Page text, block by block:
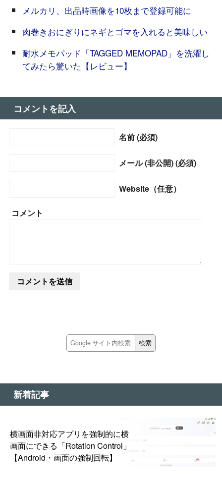
メルカリ、出品時画像を10枚まで登録可能に
肉巻きおにぎりにネギとゴマを入れると美味しい
耐水メモパッド「TAGGED MEMOPAD」を洗濯し
てみたら驚いた【レビュー】
コメントを記入
名前 (必須)
メール (非公開) (必須)
Website（任意）
コメント
新着記事
横画面非対応アプリを強制的に横
画面にできる「Rotation Control」
【Android・画面の強制回転】